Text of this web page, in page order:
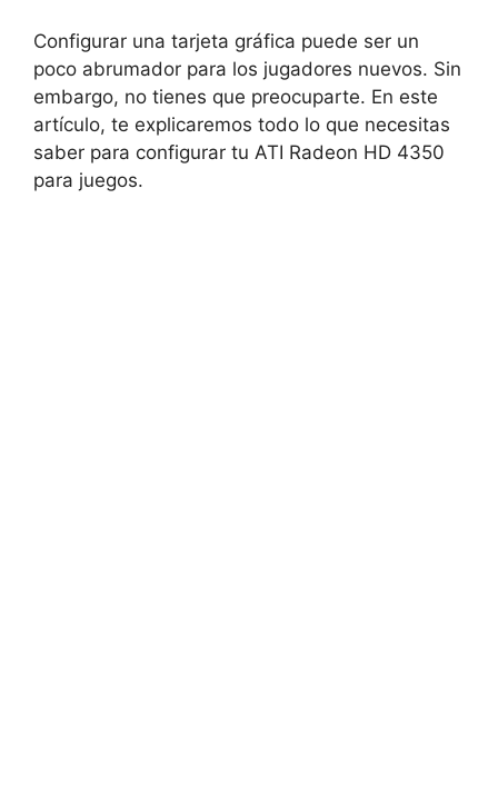
Configurar una tarjeta gráfica puede ser un
poco abrumador para los jugadores nuevos. Sin
embargo, no tienes que preocuparte. En este
artículo, te explicaremos todo lo que necesitas
saber para configurar tu ATI Radeon HD 4350
para juegos.